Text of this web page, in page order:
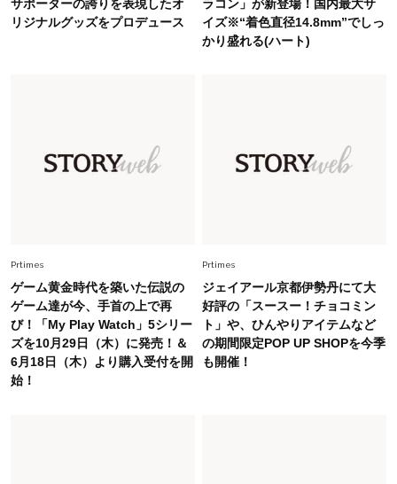
2026.7.16
白黒でもこんなに華やぐ！40代、夏の「甘めト
ップス×パンツ」コーデ〈3選〉
Fashion 2026.8.5
オシャレ40代の【ワンピ＆オールインワン】最
旬着こなし3選。地味見え回避のコツは「バッグ
選び」！
Fashion
サポーターの誇りを表現したオ
リジナルグッズをプロデュース
ラコン」が新登場！国内最大サ
イズ※“着色直径14.8mm”でしっ
かり盛れる(ハート)
Prtimes
ゲーム黄金時代を築いた伝説の
ゲーム達が今、手首の上で再
び！「My Play Watch」5シリー
ズを10月29日（木）に発売！＆
6月18日（木）より購入受付を開
始！
Prtimes
ジェイアール京都伊勢丹にて大
好評の「スースー！チョコミン
ト」や、ひんやりアイテムなど
の期間限定POP UP SHOPを今季
も開催！